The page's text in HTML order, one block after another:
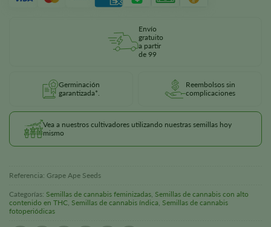
Envío
gratuito
a partir
de 99
Germinación
garantizada*.
Reembolsos sin
complicaciones
Vea a nuestros cultivadores utilizando nuestras semillas hoy
mismo
Referencia: Grape Ape Seeds
Categorías: Semillas de cannabis feminizadas Semillas de cannabis con alto
contenido en THC Semillas de cannabis índica Semillas de cannabis
fotoperiódicas